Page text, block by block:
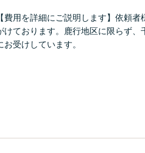
費用を詳細にご説明します】依頼
けております。鹿行地区に限らず
受けしています。